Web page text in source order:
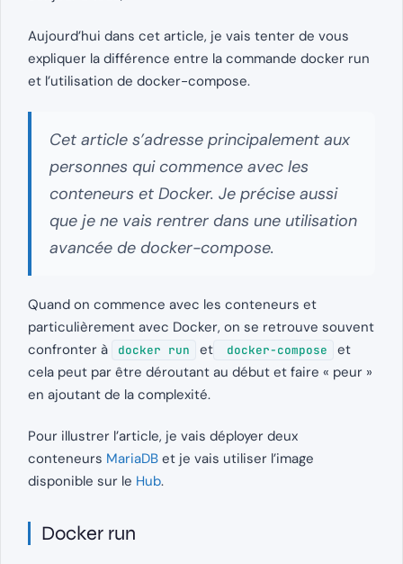
Aujourd’hui dans cet article, je vais tenter de vous
expliquer la différence entre la commande docker run
et l’utilisation de docker-compose.
Cet article s’adresse principalement aux
personnes qui commence avec les
conteneurs et Docker. Je précise aussi
que je ne vais rentrer dans une utilisation
avancée de docker-compose.
Quand on commence avec les conteneurs et
particulièrement avec Docker, on se retrouve souvent
confronter à
docker run et docker-compose
et
cela peut par être déroutant au début et faire « peur »
en ajoutant de la complexité.
Pour illustrer l’article, je vais déployer deux
conteneurs MariaDB et je vais utiliser l’image
disponible sur le Hub.
Docker run